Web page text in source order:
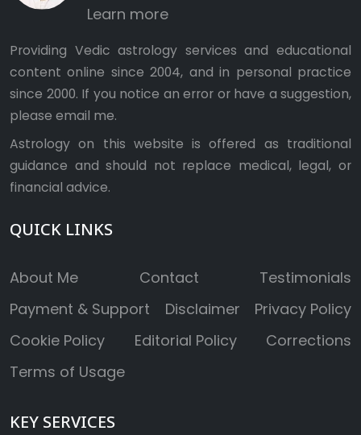
Learn more
Providing Vedic astrology services and educational
content online since 2004, and in personal practice
since 2000. If you notice an error or have a suggestion,
please email me.
Astrology on this website is offered as traditional
guidance and should not replace medical, legal, or
financial advice.
QUICK LINKS
About Me Contact
Testimonials
Payment & Support
Disclaimer
Privacy Policy
Cookie Policy
Editorial Policy
Corrections
Terms of Usage
KEY SERVICES